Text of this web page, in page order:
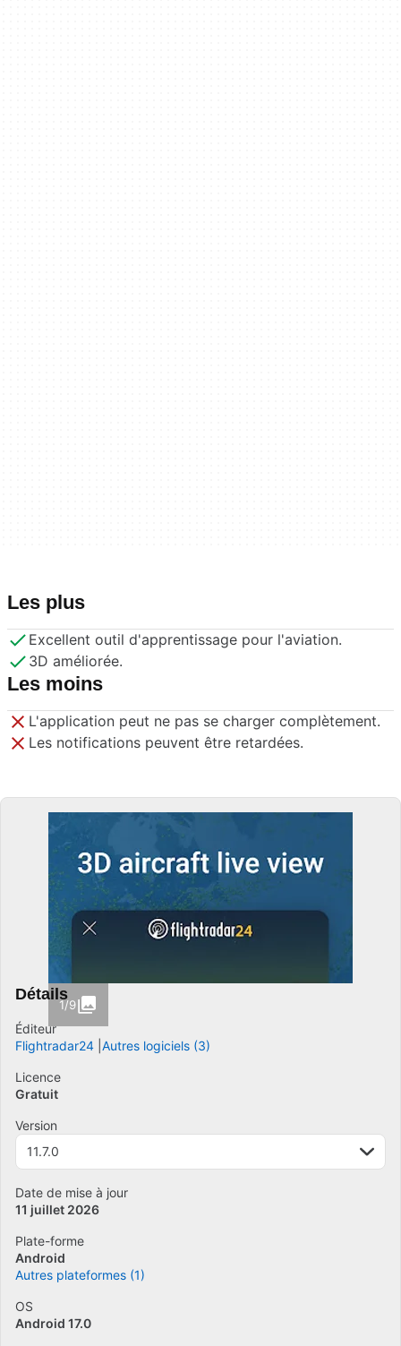
Les plus
Excellent outil d'apprentissage pour l'aviation.
3D améliorée.
Les moins
L'application peut ne pas se charger complètement.
Les notifications peuvent être retardées.
1/9
Détails
Éditeur
Flightradar24 Autres logiciels (3)
Licence
Gratuit
Version
11.7.0
Date de mise à jour
11 juillet 2026
Plate-forme
Android
Autres plateformes (1)
OS
Android 17.0